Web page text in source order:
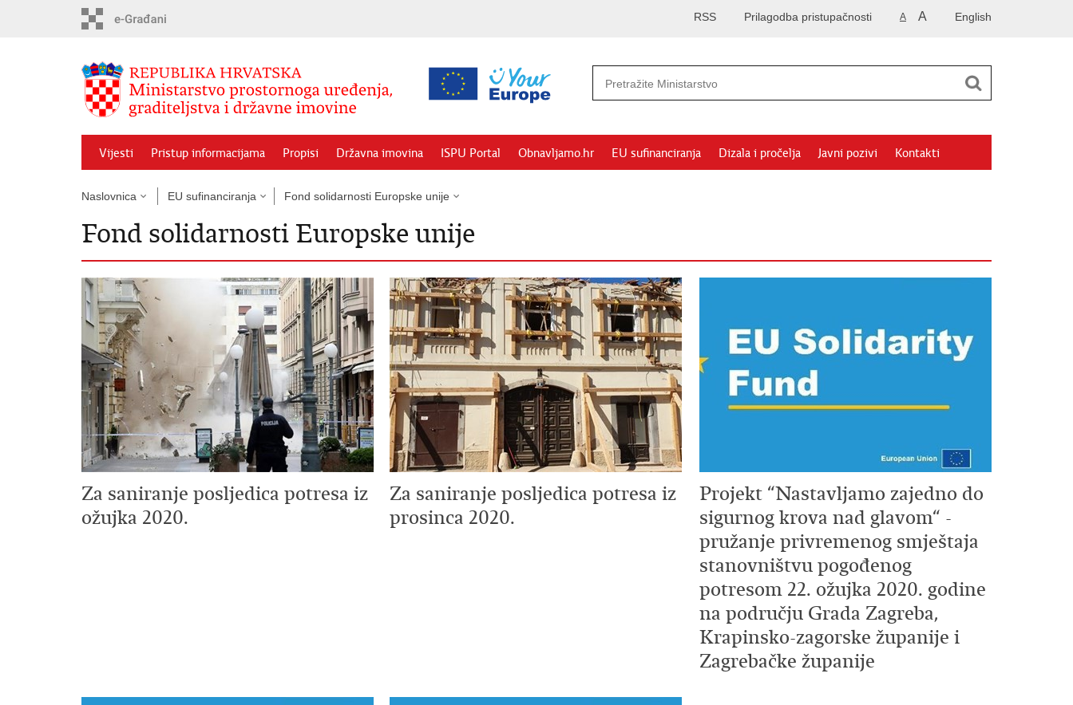
English
A A
Prilagodba pristupačnosti
RSS
Vijesti Pristup informacijama Propisi Državna imovina ISPU Portal Obnavljamo.hr EU sufinanciranja Dizala i pročelja Javni pozivi Kontakti
Naslovnica EU sufinanciranja Fond solidarnosti Europske unije
Fond solidarnosti Europske unije
Za saniranje posljedica potresa iz
ožujka 2020.
Za saniranje posljedica potresa iz
prosinca 2020.
Projekt “Nastavljamo zajedno do
sigurnog krova nad glavom“ -
pružanje privremenog smještaja
stanovništvu pogođenog
potresom 22. ožujka 2020. godine
na području Grada Zagreba,
Krapinsko-zagorske županije i
Zagrebačke županije